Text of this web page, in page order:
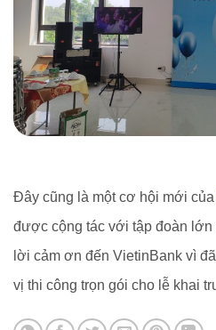
Đây cũng là một cơ hội mới của
được cộng tác với tập đoàn
lời cảm ơn đến VietinBank vì
vị thi công trọn gói cho lễ khai